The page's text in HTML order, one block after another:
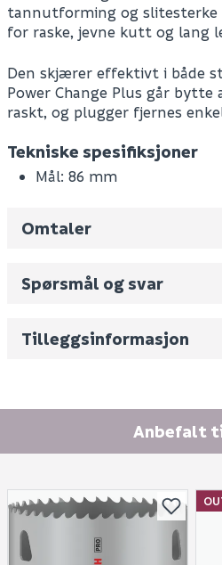
tannutforming og slitesterke
for raske, jevne kutt og lang
Den skjærer effektivt i både
Power Change Plus går
raskt, og plugger fjernes
Tekniske spesifiksjoner
Mål: 86 mm
Omtaler
Spørsmål og svar
Tilleggsinformasjon
Vekt pr. stk / m2 (i kg)
Anbefalt